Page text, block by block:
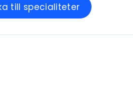
till specialiteter